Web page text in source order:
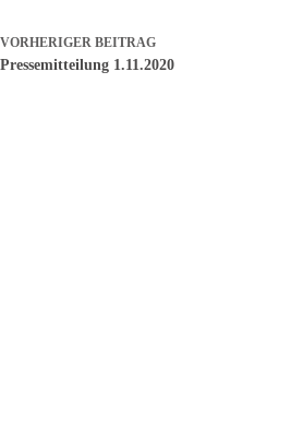
VORHERIGER BEITRAG
Pressemitteilung 1.11.2020